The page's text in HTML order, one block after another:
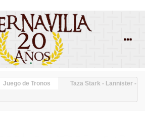
Juego de Tronos
Taza Stark - Lannister -